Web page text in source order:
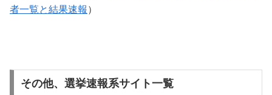
者一覧と結果速報 ）
その他、選挙速報系サイト一覧